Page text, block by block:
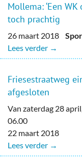
Mollema: ‘Een
toch prachtig
26 maart 2018
Lees verder →
Friesestraatweg
afgesloten
Van zaterdag 28
06.00
22 maart 2018
Lees verder →